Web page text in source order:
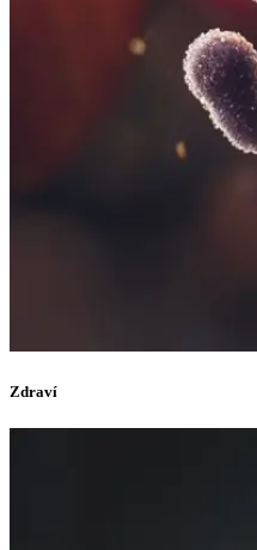
Zdraví